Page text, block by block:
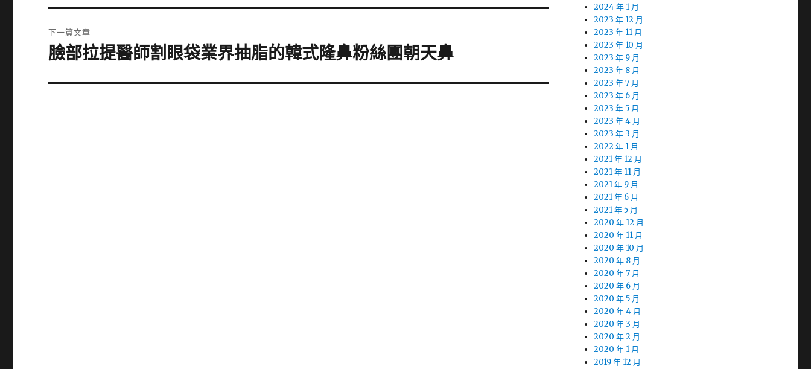
篇
文
章:
下一篇文章
下
篇
臉部拉提醫師割眼袋業界抽脂的韓式隆鼻粉絲團朝天鼻
2024 年 1 月
2023 年 12 月
2023 年 11 月
2023 年 10 月
2023 年 9 月
2023 年 8 月
2023 年 7 月
2023 年 6 月
2023 年 5 月
2023 年 4 月
2023 年 3 月
2022 年 1 月
2021 年 12 月
2021 年 11 月
2021 年 9 月
2021 年 6 月
2021 年 5 月
2020 年 12 月
2020 年 11 月
2020 年 10 月
2020 年 8 月
2020 年 7 月
2020 年 6 月
2020 年 5 月
2020 年 4 月
2020 年 3 月
2020 年 2 月
2020 年 1 月
2019 年 12 月